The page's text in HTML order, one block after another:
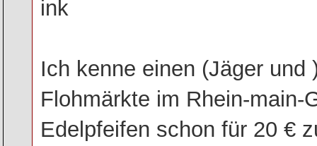
Ich kenne einen (Jäger und
Flohmärkte im Rhein-main-
Edelpfeifen schon für 20 €